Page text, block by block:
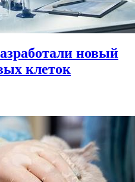
новый
клеток